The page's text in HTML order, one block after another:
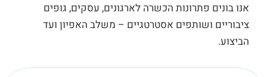
אנו בונים פתרונות הכשרה לארגונים, עסקים, גופים
ציבוריים ושותפים אסטרטגיים – משלב האפיון ועד
הביצוע.